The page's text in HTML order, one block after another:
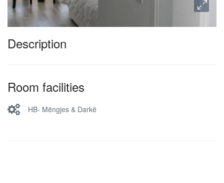
Description
Room facilities
HB- Mëngjes & Darkë